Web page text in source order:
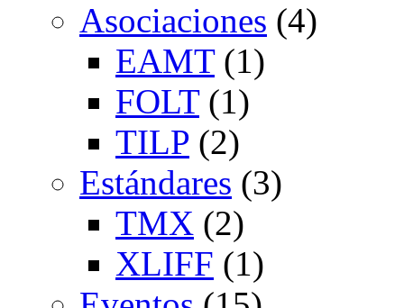
Asociaciones (4)
EAMT(1)
FOLT(1)
TILP (2)
Estándares (3)
TMX (2)
XLIFF (1)